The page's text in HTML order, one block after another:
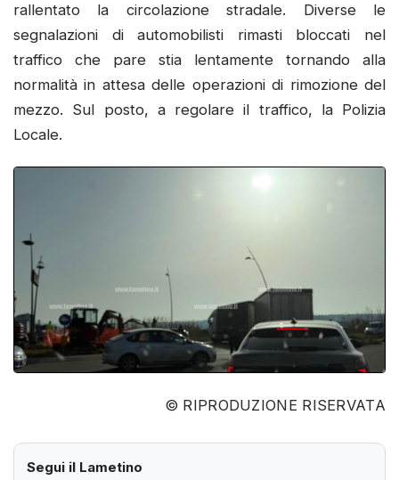
rallentato la circolazione stradale. Diverse le
segnalazioni di automobilisti rimasti bloccati nel
traffico che pare stia lentamente tornando alla
normalità in attesa delle operazioni di rimozione del
mezzo. Sul posto, a regolare il traffico, la Polizia
Locale.
© RIPRODUZIONE RISERVATA
Segui il Lametino